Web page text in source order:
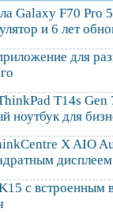
Galaxy F70 Pro
и 6 лет
для
T14s
ноутбук для
X AIO
дисплеем
с встроенным